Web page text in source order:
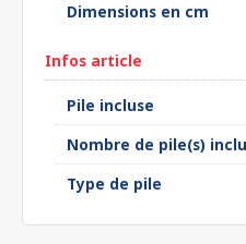
Dimensions en cm
Infos article
Pile incluse
Nombre de pile(s)
Type de pile